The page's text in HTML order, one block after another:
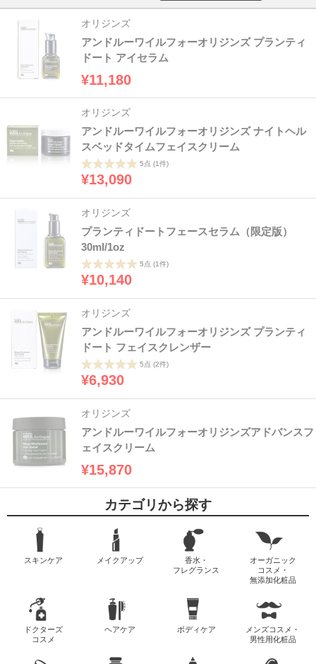
オリジンズ
アンドルーワイルフォーオリジンズ プランティ
ドート アイセラム
¥11,180
オリジンズ
アンドルーワイルフォーオリジンズ ナイトヘル
スベッドタイムフェイスクリーム
5点 (1件)
¥13,090
オリジンズ
プランティドートフェースセラム（限定版）
30ml/1oz
5点 (1件)
¥10,140
オリジンズ
アンドルーワイルフォーオリジンズ プランティ
ドート フェイスクレンザー
5点 (2件)
¥6,930
オリジンズ
アンドルーワイルフォーオリジンズアドバンスフ
ェイスクリーム
¥15,870
カテゴリから探す
スキンケア メイクアップ
香水・
フレグランス
オーガニック
コスメ・
無添加化粧品
ドクターズ
コスメ
ヘアケア ボディケア
メンズコスメ・
男性用化粧品